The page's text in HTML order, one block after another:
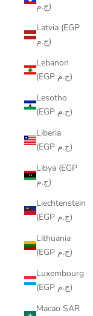
ج.م)
Latvia (EGP
ج.م)
Lebanon
(EGP ج.م)
Lesotho
(EGP ج.م)
Liberia
(EGP ج.م)
Libya (EGP
ج.م)
Liechtenstein
(EGP ج.م)
Lithuania
(EGP ج.م)
Luxembourg
(EGP ج.م)
Macao SAR